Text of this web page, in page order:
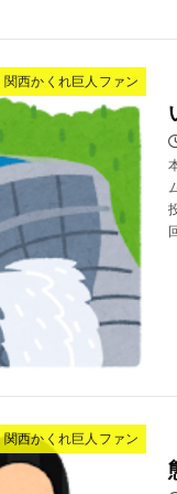
関西かくれ巨人ファン
関西かくれ巨人ファン